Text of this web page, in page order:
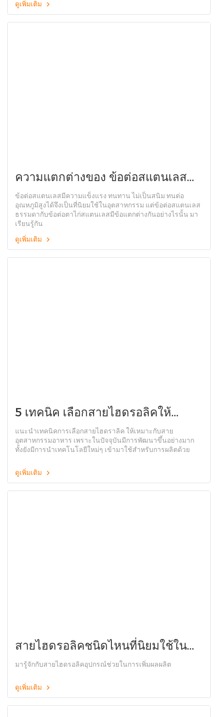
ดูเพิ่มเติม
ความแตกต่างของ ข้อต่อสแตนเลส
ข้อต่อตาไก่สแตนเลส
ข้อต่อสแตนเลสมีความแข็งแรง ทนทาน ไม่เป็นสนิม ทนต่อ
อุณหภูมิสูงได้จึงเป็นที่นิยมใช้ในอุตสาหกรรม แต่ข้อต่อสแตนเลส
ธรรมดากับข้อต่อตาไก่สแตนเลสมีข้อแตกต่างกันอย่างไรนั้น มา
เรียนรู้กัน
ดูเพิ่มเติม
5 เทคนิค เลือกสายไฮดรอลิคให้
เหมาะสม สำหรับสายอุตสาหกรรม
อาหาร
แนะนำเทคนิคการเลือกสายไฮดราลิค ให้เหมาะกับสาย
อุตสาหกรรมอาหาร เพราะในปัจจุบันมีการพัฒนาขึ้นอย่างมาก
ทั้งยังมีการนำเทคโนโลยีใหม่ๆ เข้ามาใช้สำหรับการผลิตด้วย
ดูเพิ่มเติม
สายไฮดรอลิคชนิดไหนที่นิยมใช้ใน
โรงงานอุตสาหกรรม
มารู้จักกับสายไฮดรอลิคอุปกรณ์ช่วยในการเพิ่มผลผลิต
ดูเพิ่มเติม